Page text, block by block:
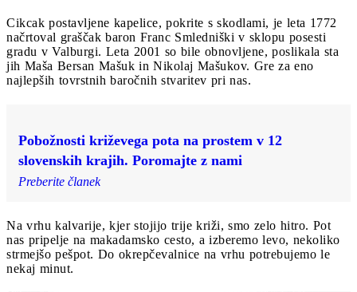
Cikcak postavljene kapelice, pokrite s skodlami, je leta 1772
načrtoval graščak baron Franc Smledniški v sklopu posesti
gradu v Valburgi. Leta 2001 so bile obnovljene, poslikala sta
jih Maša Bersan Mašuk in Nikolaj Mašukov. Gre za eno
najlepših tovrstnih baročnih stvaritev pri nas.
Pobožnosti križevega pota na prostem v 12
slovenskih krajih. Poromajte z nami
Preberite članek
Na vrhu kalvarije, kjer stojijo trije križi, smo zelo hitro. Pot
nas pripelje na makadamsko cesto, a izberemo levo, nekoliko
strmejšo pešpot. Do okrepčevalnice na vrhu potrebujemo le
nekaj minut.